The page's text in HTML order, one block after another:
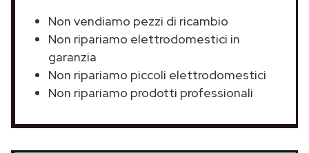
Non vendiamo pezzi di ricambio
Non ripariamo elettrodomestici in
garanzia
Non ripariamo piccoli elettrodomestici
Non ripariamo prodotti professionali